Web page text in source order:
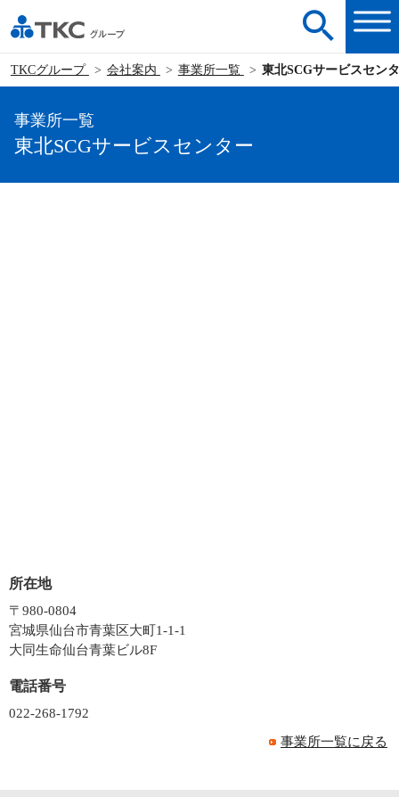
TKCグループ 会社案内 事業所一覧 東北SCGサービスセン
事業所一覧
東北SCGサービスセンター
所在地
〒980-0804
宮城県仙台市青葉区大町1-1-1
大同生命仙台青葉ビル8F
電話番号
022-268-1792
事業所一覧に戻る